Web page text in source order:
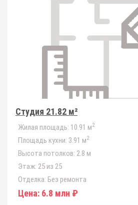
Студия 21.82 м²
Жилая площадь: 10.91 м2
Площадь кухни: 3.91 м2
Высота потолков: 2.8 м
Этаж: 25 из 25
Отделка: Без ремонта
Цена: 6.8 млн ₽